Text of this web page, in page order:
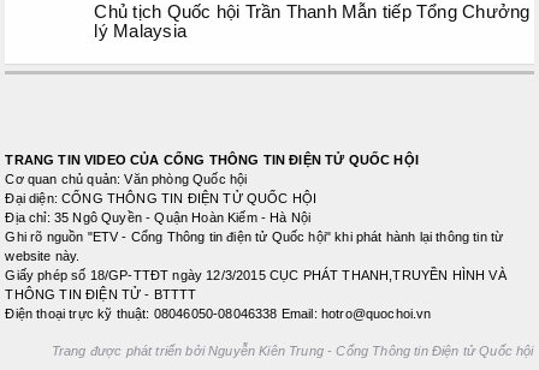
Chủ tịch Quốc hội Trần Thanh Mẫn tiếp Tổng Chưởng
lý Malaysia
TRANG TIN VIDEO CỦA CỔNG THÔNG TIN ĐIỆN TỬ QUỐC HỘI
Cơ quan chủ quản: Văn phòng Quốc hội
Đại diện: CỔNG THÔNG TIN ĐIỆN TỬ QUỐC HỘI
Địa chỉ: 35 Ngô Quyền - Quận Hoàn Kiếm - Hà Nội
Ghi rõ nguồn "ETV - Cổng Thông tin điện tử Quốc hội" khi phát hành lại thông tin từ
website này.
Giấy phép số 18/GP-TTĐT ngày 12/3/2015 CỤC PHÁT THANH,TRUYỀN HÌNH VÀ
THÔNG TIN ĐIỆN TỬ - BTTTT
Điện thoại trực kỹ thuật: 08046050-08046338 Email: hotro@quochoi.vn
Trang được phát triển bởi Nguyễn Kiên Trung - Cổng Thông tin Điện tử Quốc hội